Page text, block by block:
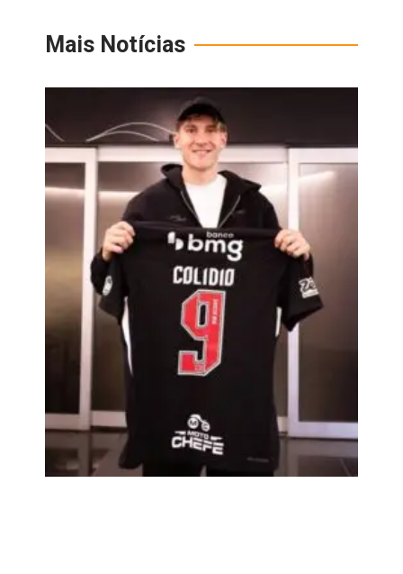
Mais Notícias